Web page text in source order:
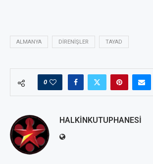
ALMANYA DIRENIŞLER TAYAD
0
HALKINKUTUPHANESI